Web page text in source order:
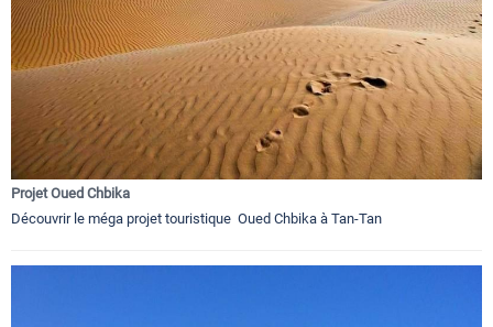
Projet Oued Chbika
Découvrir le méga projet touristique Oued Chbika à Tan-Tan